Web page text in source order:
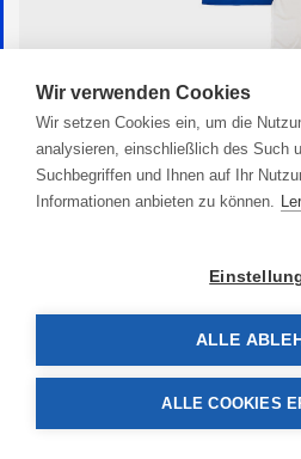
Poloshirt Polhop
78,90 €
Wir verwenden Cookies
Wir setzen Cookies ein, um die
analysieren, einschließlich des Such
Suchbegriffen und Ihnen auf Ihr
Informationen anbieten zu können.
ALLE
ALLE COOKIES